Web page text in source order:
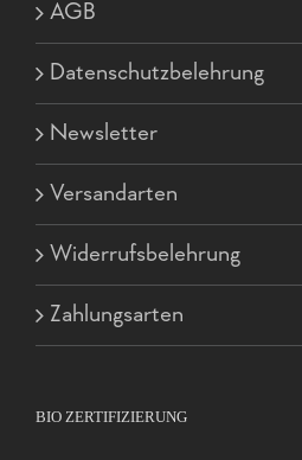
AGB
Datenschutzbelehrung
Newsletter
Versandarten
Widerrufsbelehrung
Zahlungsarten
BIO ZERTIFIZIERUNG